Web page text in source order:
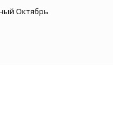
Октябрь